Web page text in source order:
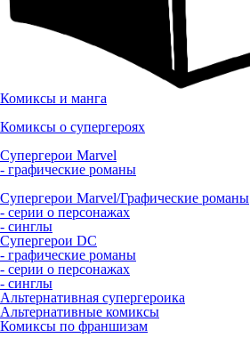
Комиксы и манга
Комиксы о супергероях
Супергерои Marvel
- графические романы
Супергерои Marvel/Графические романы
- серии о персонажах
- синглы
Супергерои DC
- графические романы
- серии о персонажах
- синглы
Альтернативная супергероика
Альтернативные комиксы
Комиксы по франшизам